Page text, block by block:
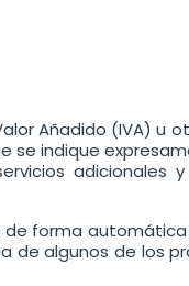
Añadido (IVA) u
se indique
adicionales
de forma
de algunos de los